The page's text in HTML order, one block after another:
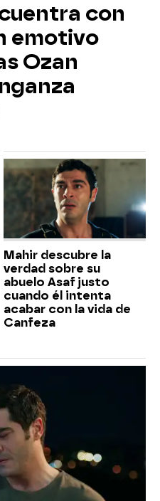
con
emotivo
Ozan
Mahir descubre la
verdad sobre su
abuelo Asaf justo
cuando él intenta
acabar con la vida de
Canfeza